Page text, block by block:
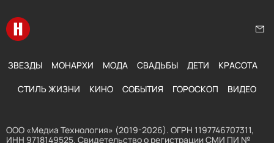
Перейти на главную
ЗВЕЗДЫ МОНАРХИ МОДА СВАДЬБЫ ДЕТИ КРАСОТА
СТИЛЬ ЖИЗНИ КИНО СОБЫТИЯ ГОРОСКОП ВИДЕО
ООО «Медиа Технология» (2019-2026). ОГРН 1197746707311,
ИНН 9718149525. Свидетельство о регистрации СМИ ПИ №